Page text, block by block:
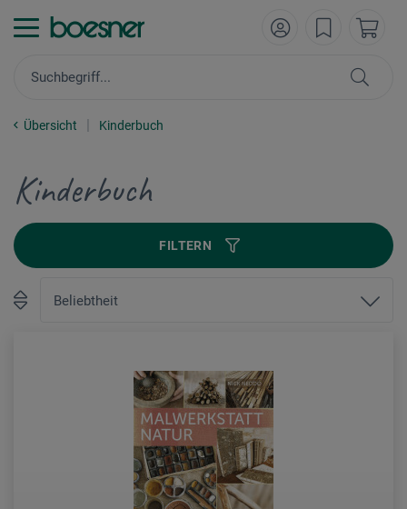
Übersicht Kinderbuch
Kinderbuch
FILTERN